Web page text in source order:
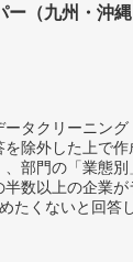
ー（九州・沖
タクリーニング
除外した上で作
部門の「業態
数以上の企業が
くないと回答